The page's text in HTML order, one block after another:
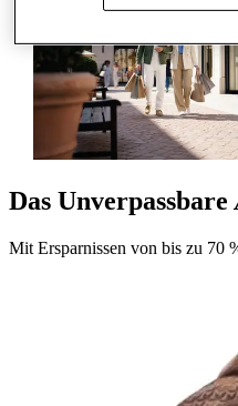
Das Unverpassbare
Mit Ersparnissen von bis zu 70